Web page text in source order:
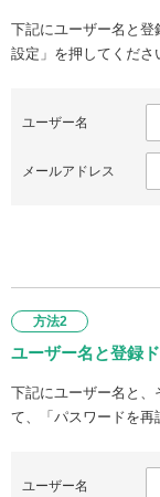
下記にユーザー名と
設定」を押してくださ
ユーザー名
メールアドレス
方法2
ユーザー名と登録
下記にユーザー名と、
て、「パスワードを再
ユーザー名